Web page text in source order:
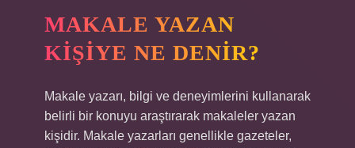
MAKALE YAZAN
KIŞIYE NE DENIR?
Makale yazarı, bilgi ve deneyimlerini kullanarak
belirli bir konuyu araştırarak makaleler yazan
kişidir. Makale yazarları genellikle gazeteler,